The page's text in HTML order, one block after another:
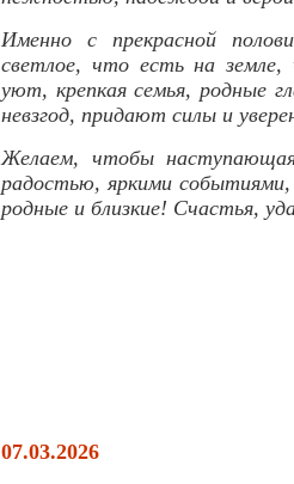
Именно с прекрасной
светлое, что есть на
уют, крепкая семья, родные
невзгод, придают силы и
Желаем, чтобы
радостью, яркими
родные и близкие! Счастья,
07.03.2026